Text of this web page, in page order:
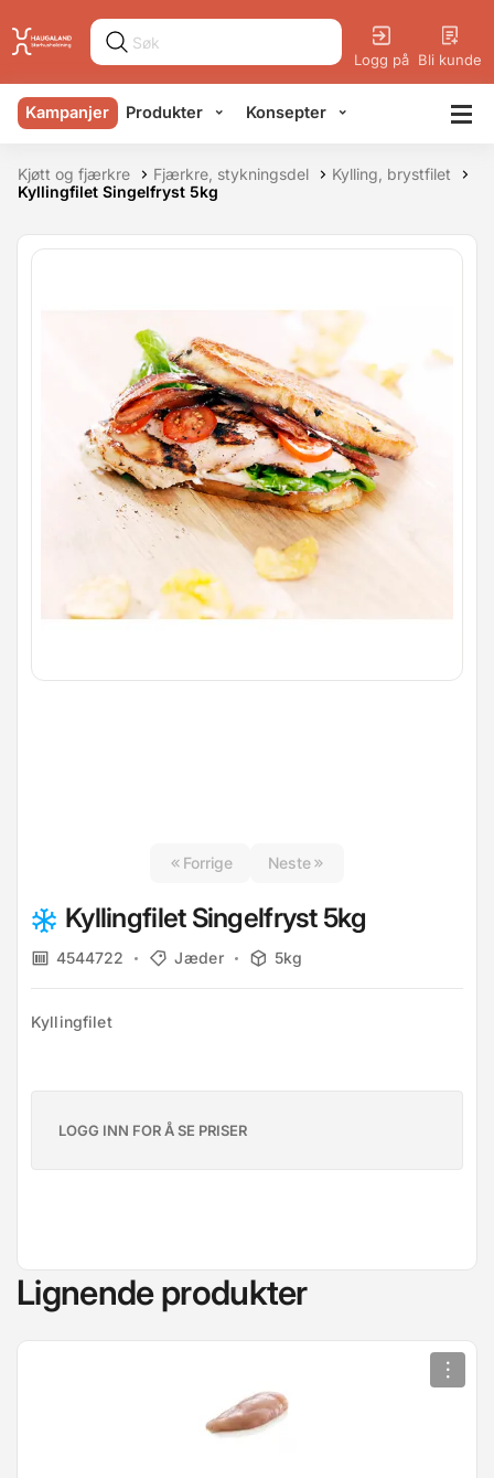
Logg på Bli kunde
Kampanjer Produkter Konsepter
Kjøtt og fjærkre Fjærkre, stykningsdel
Kylling, brystfilet
Kyllingfilet Singelfryst 5kg
Forrige Neste
Kyllingfilet Singelfryst 5kg
4544722 Jæder 5kg
Kyllingfilet
LOGG INN FOR Å SE PRISER
Lignende produkter